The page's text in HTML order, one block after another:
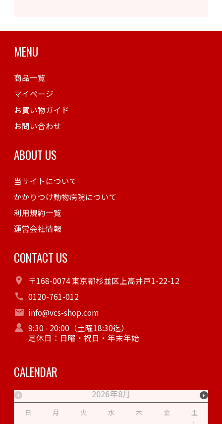
MENU
商品一覧
マイページ
お買い物ガイド
お問い合わせ
ABOUT US
当サイトについて
かかりつけ動物病院について
利用規約一覧
運営会社情報
CONTACT US
〒168-0074 東京都杉並区上高井戸1-22-12
0120-761-012
info@vcs-shop.com
9:30 - 20:00（土曜18:30迄）
定休日：日曜・祝日・年末年始
CALENDAR
2026年8月
日 月 火 水 木 金
土